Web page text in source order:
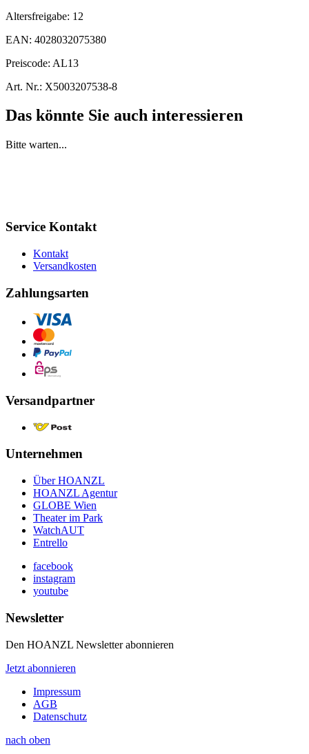
Altersfreigabe: 12
EAN: 4028032075380
Preiscode: AL13
Art. Nr.: X5003207538-8
Das könnte Sie auch interessieren
Bitte warten...
Service Kontakt
Kontakt
Versandkosten
Zahlungsarten
Versandpartner
Unternehmen
Über HOANZL
HOANZL Agentur
GLOBE Wien
Theater im Park
WatchAUT
Entrello
facebook
instagram
youtube
Newsletter
Den HOANZL Newsletter abonnieren
Jetzt abonnieren
Impressum
AGB
Datenschutz
nach oben